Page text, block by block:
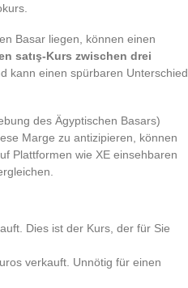
Basar liegen, können einen
satış-Kurs zwischen drei
kann einen spürbaren Unterschied
des Ägyptischen Basars)
Marge zu antizipieren, können
Plattformen wie XE einsehbaren
Dies ist der Kurs, der für Sie
verkauft. Unnötig für einen